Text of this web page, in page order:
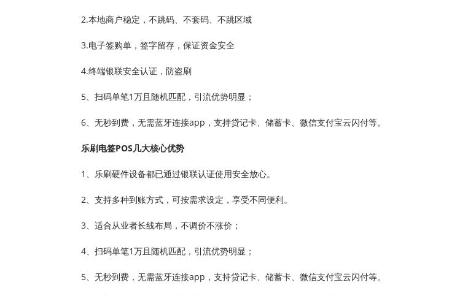
2.本地商户稳定，不跳码、不套码、不跳区域
3.电子签购单，签字留存，保证资金安全
4.终端银联安全认证，防盗刷
5、扫码单笔1万且随机匹配，引流优势明显；
6、无秒到费，无需蓝牙连接app，支持贷记卡、储蓄卡、微信支付宝云闪付等。
乐刷电签POS几大核心优势
1、乐刷硬件设备都已通过银联认证使用安全放心。
2、支持多种到账方式，可按需求设定，享受不同便利。
3、适合从业者长线布局，不调价不涨价；
4、扫码单笔1万且随机匹配，引流优势明显；
5、无秒到费，无需蓝牙连接app，支持贷记卡、储蓄卡、微信支付宝云闪付等。